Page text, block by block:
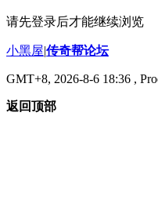
请先登录后才能继续浏览
小黑屋|传奇帮论坛
GMT+8, 2026-8-6 18:36 ,
返回顶部